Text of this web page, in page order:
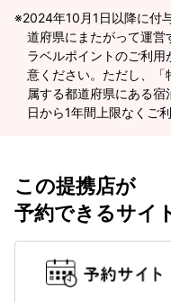
2024年10月1日以降に付
道府県にまたがって運営
ラベルポイントのご利
意ください。ただし、
属する都道府県にある
日から1年間上限なくご
この提携店が
予約できるサイ